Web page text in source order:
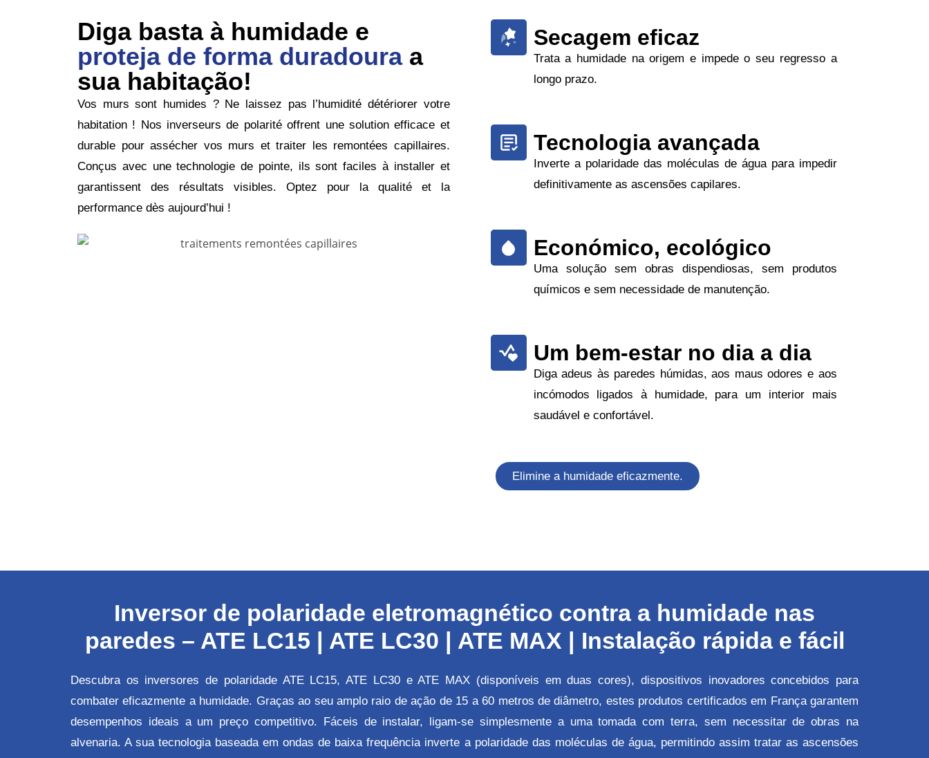
Diga basta à humidade e
proteja de forma duradouraa
sua habitação!
Vos murs sont humides ? Ne laissez pas l’humidité détériorer votre
habitation ! Nos inverseurs de polarité offrent une solution efficace et
durable pour assécher vos murs et traiter les remontées capillaires.
Conçus avec une technologie de pointe, ils sont faciles à installer et
garantissent des résultats visibles. Optez pour la qualité et la
performance dès aujourd’hui !
Secagem eficaz
Trata a humidade na origem e impede o seu regresso a
longo prazo.
Tecnologia avançada
Inverte a polaridade das moléculas de água para impedir
definitivamente as ascensões capilares.
Económico, ecológico
Uma solução sem obras dispendiosas, sem produtos
químicos e sem necessidade de manutenção.
Um bem-estar no dia a dia
Diga adeus às paredes húmidas, aos maus odores e aos
incómodos ligados à humidade, para um interior mais
saudável e confortável.
Elimine a humidade eficazmente.
Inversor de polaridade eletromagnético contra a humidade nas
paredes – ATE LC15 | ATE LC30 | ATE MAX | Instalação rápida e fácil
Descubra os inversores de polaridade ATE LC15, ATE LC30 e ATE MAX (disponíveis em duas cores), dispositivos inovadores concebidos para
combater eficazmente a humidade. Graças ao seu amplo raio de ação de 15 a 60 metros de diâmetro, estes produtos certificados em França garantem
desempenhos ideais a um preço competitivo. Fáceis de instalar, ligam-se simplesmente a uma tomada com terra, sem necessitar de obras na
alvenaria. A sua tecnologia baseada em ondas de baixa frequência inverte a polaridade das moléculas de água, permitindo assim tratar as ascensões